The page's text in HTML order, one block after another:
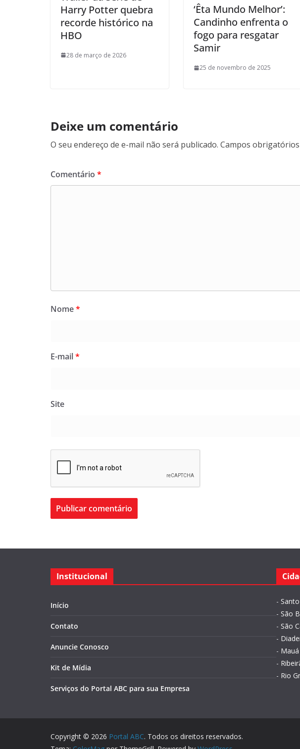
Harry Potter quebra
recorde histórico na
HBO
28 de março de 2026
‘Êta Mundo Melhor’:
Candinho enfrenta o
fogo para resgatar
Samir
25 de novembro de 2025
Deixe um comentário
O seu endereço de e-mail não será publicado. Campos
Comentário *
Nome*
E-mail*
Site
Institucional
Início
Contato
Anuncie Conosco
Kit de Mídia
Serviços do Portal ABC para sua Empresa
-
- São
- São
-
- Mauá
-
- Rio
Copyright © 2026 Portal ABC. Todos os direitos reservados.